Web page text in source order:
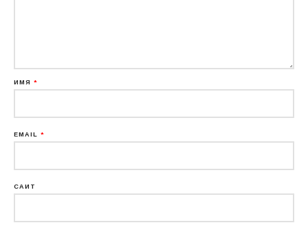
ИМЯ *
EMAIL *
САЙТ